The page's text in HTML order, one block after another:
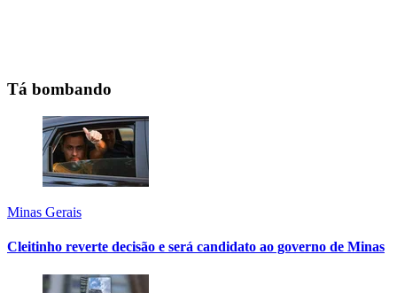
Tá bombando
Minas Gerais
Cleitinho reverte decisão e será candidato ao governo de Minas